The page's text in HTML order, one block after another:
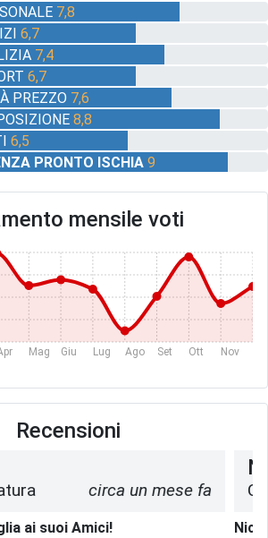
7,8
6,7
7,4
6,7
PREZZO 7,6
8,8
6,5
PRONTO ISCHIA 9
mensile voti
Mag Giu Lug Ago Set Ott Nov
Recensioni
circa un mese fa
ai suoi Amici!